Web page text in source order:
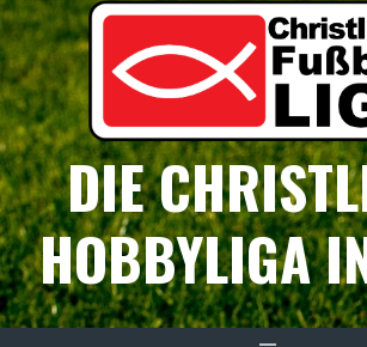
Springe
zum
Inhalt
DIE
HOBBYLIGA